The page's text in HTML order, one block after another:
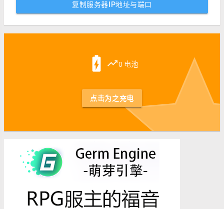
复制服务器IP地址与端口
battery_charging_full trending_up0 电池
点击为之充电